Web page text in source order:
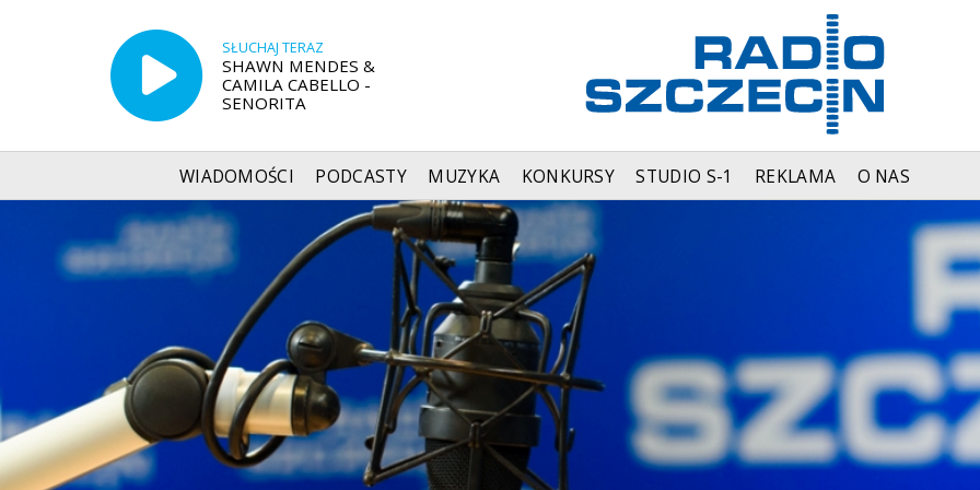
SŁUCHAJ TERAZ
SHAWN MENDES &
CAMILA CABELLO -
SENORITA
WIADOMOŚCI PODCASTY MUZYKA KONKURSY STUDIO S-1 REKLAMA O NAS